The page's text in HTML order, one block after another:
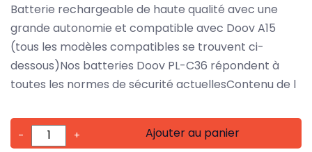
Batterie rechargeable de haute qualité avec une
grande autonomie et compatible avec Doov A15
(tous les modèles compatibles se trouvent ci-
dessous)Nos batteries Doov PL-C36 répondent à
toutes les normes de sécurité actuellesContenu de l
- + Ajouter au panier